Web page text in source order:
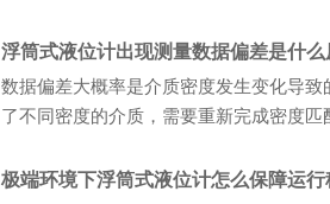
浮筒式液位计出现测量数据偏差是什么
数据偏差大概率是介质密度发生变化导
了不同密度的介质，需要重新完成密度匹
极端环境下浮筒式液位计怎么保障运行